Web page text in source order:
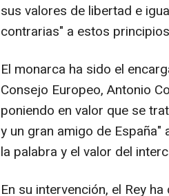
sus valores de libertad e
contrarias" a estos
El monarca ha sido el
Consejo Europeo, Antonio
poniendo en valor que se
y un gran amigo de
la palabra y el valor del
En su intervención, el Rey